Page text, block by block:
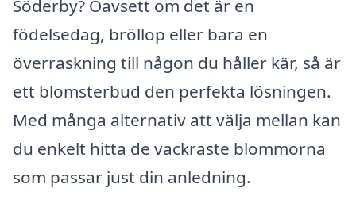
Söderby? Oavsett om det är en
födelsedag, bröllop eller bara en
överraskning till någon du håller kär, så är
ett blomsterbud den perfekta lösningen.
Med många alternativ att välja mellan kan
du enkelt hitta de vackraste blommorna
som passar just din anledning.